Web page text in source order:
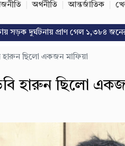
অর্থনীতি আন্তর্জাতিক
প্রাণ গেল ১,৩৮৪ জনের, সবচেয়ে
হারুন ছিলো একজন মাফিয়া
হারুন ছিলো